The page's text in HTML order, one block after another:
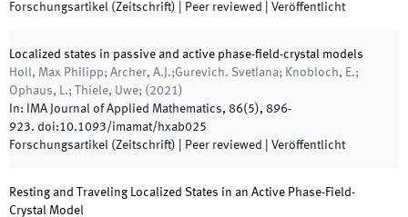
Forschungsartikel (Zeitschrift) | Peer reviewed Veröffentlicht
Localized states in passive and active phase-field-crystal models
Holl, Max Philipp; Archer, A.J.;Gurevich. Svetlana; Knobloch, E.;
Ophaus, L.; Thiele, Uwe; ( 2021)
In:
IMA Journal of Applied Mathematics, 86(5), 896-
923. doi:10.1093/imamat/hxab025
Forschungsartikel (Zeitschrift) | Peer reviewed Veröffentlicht
Resting and Traveling Localized States in an Active Phase-Field-
Crystal Model